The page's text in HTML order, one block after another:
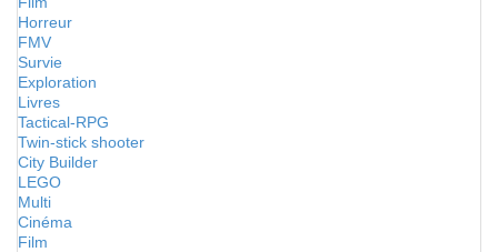
Horreur
FMV
Survie
Exploration
Livres
Tactical-RPG
Twin-stick shooter
City Builder
LEGO
Multi
Cinéma
Film